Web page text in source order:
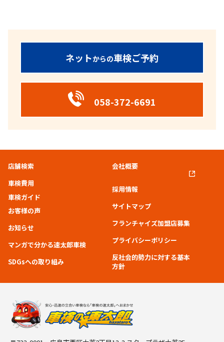
ネットからの車検ご予約
058-372-6691
店舗検索
車検費用
車検ガイド
お客様の声
お知らせ
マンガで分かる速太郎車検
SDGsへの取り組み
会社概要
採用情報
サイトマップ
フランチャイズ加盟店募集
プライバシーポリシー
反社会的勢力に対する基本
方針